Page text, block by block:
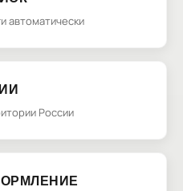
автоматически
России